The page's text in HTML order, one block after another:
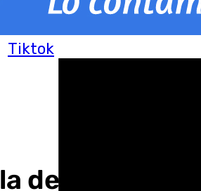
Tiktok
declaración